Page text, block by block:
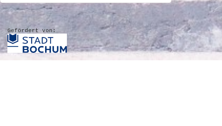
Gefördert von: